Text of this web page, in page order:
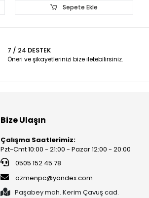
Sepete Ekle
7 / 24 DESTEK
Öneri ve şikayetlerinizi bize iletebilirsiniz.
Bize Ulaşın
Çalışma Saatlerimiz:
Pzt-Cmt 10:00 - 21:00 - Pazar 12:00 - 20:00
0505 152 45 78
ozmenpc@yandex.com
Paşabey mah. Kerim Çavuş cad.